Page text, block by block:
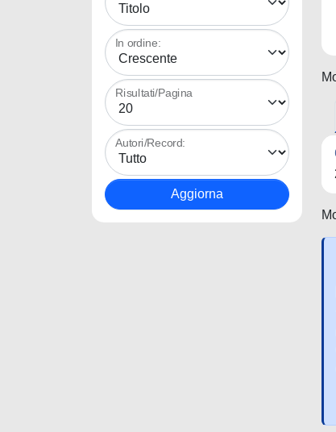
In ordine:
Risultati/Pagina
Autori/Record: